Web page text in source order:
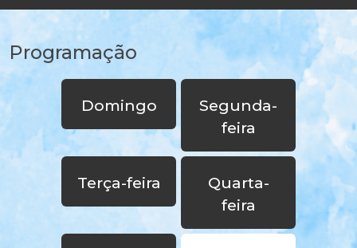
Programação
Domingo
Segunda-
feira
Terça-feira
Quarta-
feira